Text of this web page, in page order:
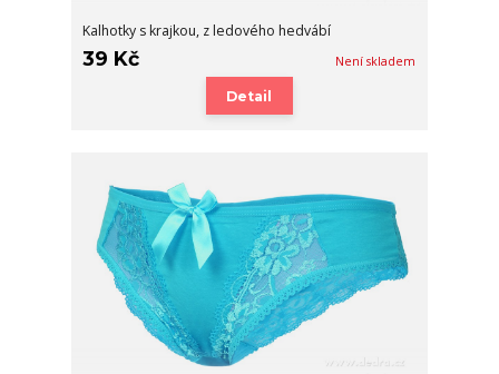
Kalhotky s krajkou, z ledového hedvábí
39 Kč Není skladem
Detail